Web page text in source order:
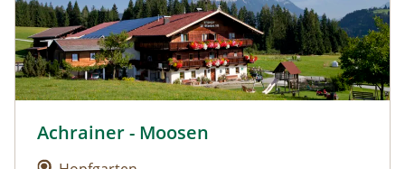
Urlaub am Bauernhof: Achrainer - Moosen
Achrainer - Moosen